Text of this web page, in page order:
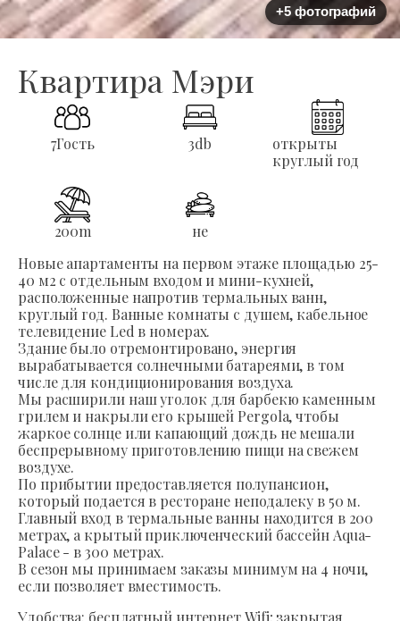
+5 фотографий
Квартира Мэри
7Гость 3db
открыты
круглый год
200m
не
Новые апартаменты на первом этаже площадью 25-
40 м2 с отдельным входом и мини-кухней,
расположенные напротив термальных ванн,
круглый год. Ванные комнаты с душем, кабельное
телевидение Led в номерах.
Здание было отремонтировано, энергия
вырабатывается солнечными батареями, в том
числе для кондиционирования воздуха.
Мы расширили наш уголок для барбекю каменным
грилем и накрыли его крышей Pergola, чтобы
жаркое солнце или капающий дождь не мешали
беспрерывному приготовлению пищи на свежем
воздухе.
По прибытии предоставляется полупансион,
который подается в ресторане неподалеку в 50 м.
Главный вход в термальные ванны находится в 200
метрах, а крытый приключенческий бассейн Aqua-
Palace - в 300 метрах.
В сезон мы принимаем заказы минимум на 4 ночи,
если позволяет вместимость.
Удобства: бесплатный интернет Wifi; закрытая